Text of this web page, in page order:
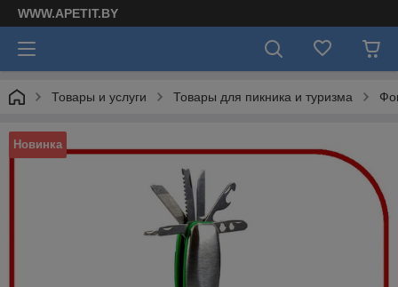
WWW.APETIT.BY
Товары и услуги Товары для пикника и туризма
Новинка